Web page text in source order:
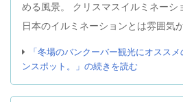
める風景。 クリスマスイルミネーシ
日本のイルミネーションとは雰囲
「冬場のバンクーバー観光にオスス
ンスポット。」の続きを読む